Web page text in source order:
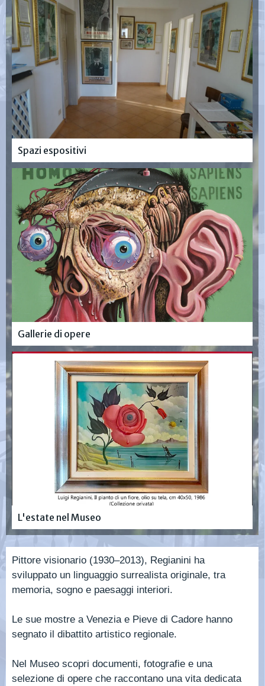
Spazi espositivi
Gallerie di opere
L'estate nel Museo
Pittore visionario (1930–2013), Regianini ha
sviluppato un linguaggio surrealista originale, tra
memoria, sogno e paesaggi interiori.
Le sue mostre a Venezia e Pieve di Cadore hanno
segnato il dibattito artistico regionale.
Nel Museo scopri documenti, fotografie e una
selezione di opere che raccontano una vita dedicata